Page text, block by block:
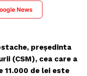
News
președinta
(CSM), cea care a
11.000 de lei este